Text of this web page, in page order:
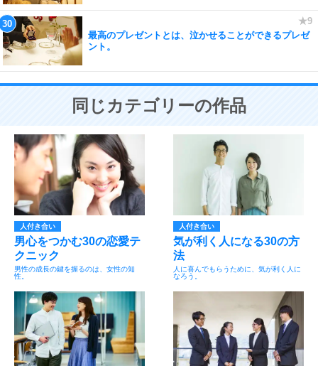
最高のプレゼントとは、泣かせることができるプレゼ
ント。
同じカテゴリーの作品
人付き合い
男心をつかむ30の恋愛テ
クニック
男性の成長の鍵を握るのは、女性の知
性。
人付き合い
気が利く人になる30の方
法
人に喜んでもらうために、気が利く人に
なろう。